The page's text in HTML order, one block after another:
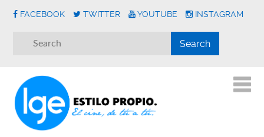
FACEBOOK TWITTER YOUTUBE INSTAGRAM